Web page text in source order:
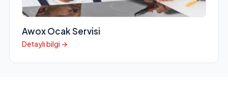
Awox Ocak Servisi
Detaylı bilgi →